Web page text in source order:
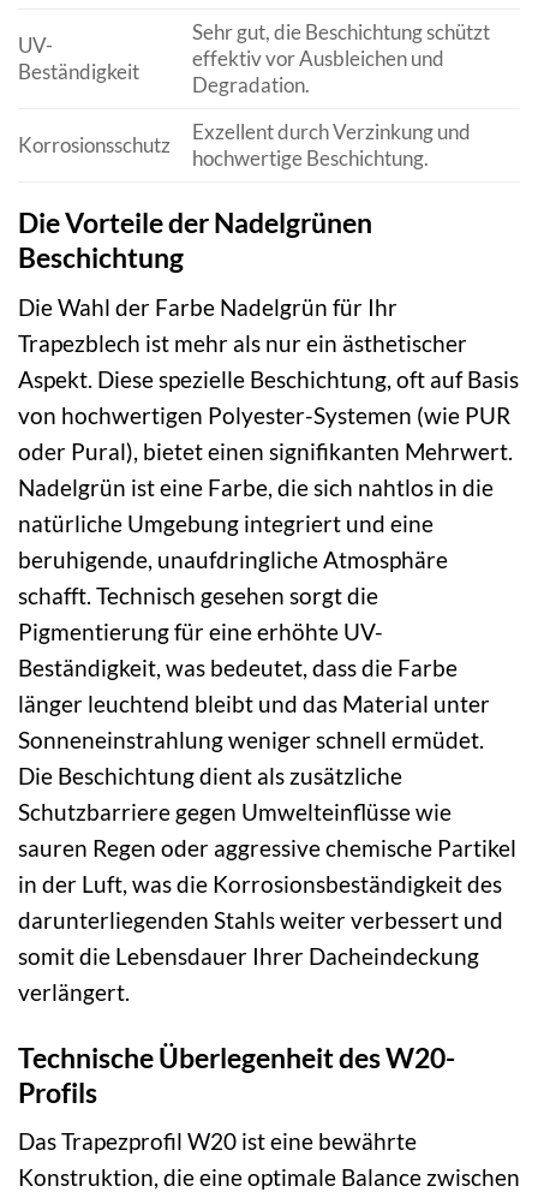
UV-
Beständigkeit
Sehr gut, die Beschichtung schützt
effektiv vor Ausbleichen und
Degradation.
Korrosionsschutz
Exzellent durch Verzinkung und
hochwertige Beschichtung.
Die Vorteile der Nadelgrünen
Beschichtung
Die Wahl der Farbe Nadelgrün für Ihr
Trapezblech ist mehr als nur ein ästhetischer
Aspekt. Diese spezielle Beschichtung, oft auf Basis
von hochwertigen Polyester-Systemen (wie PUR
oder Pural), bietet einen signifikanten Mehrwert.
Nadelgrün ist eine Farbe, die sich nahtlos in die
natürliche Umgebung integriert und eine
beruhigende, unaufdringliche Atmosphäre
schafft. Technisch gesehen sorgt die
Pigmentierung für eine erhöhte UV-
Beständigkeit, was bedeutet, dass die Farbe
länger leuchtend bleibt und das Material unter
Sonneneinstrahlung weniger schnell ermüdet.
Die Beschichtung dient als zusätzliche
Schutzbarriere gegen Umwelteinflüsse wie
sauren Regen oder aggressive chemische Partikel
in der Luft, was die Korrosionsbeständigkeit des
darunterliegenden Stahls weiter verbessert und
somit die Lebensdauer Ihrer Dacheindeckung
verlängert.
Technische Überlegenheit des W20-
Profils
Das Trapezprofil W20 ist eine bewährte
Konstruktion, die eine optimale Balance zwischen